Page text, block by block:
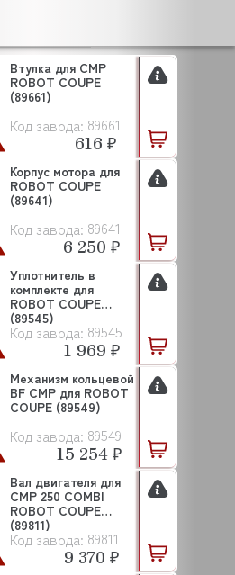
Код завода: 89661
Втулка для CMP
ROBOT COUPE
(89661)
616 ₽
Код завода: 89641
Корпус мотора для
ROBOT COUPE
(89641)
6 250 ₽
Код завода: 89545
Уплотнитель в
комплекте для
ROBOT COUPE
(89545)
1 969 ₽
Код завода: 89549
Механизм кольцевой
BF CMP для ROBOT
COUPE (89549)
15 254 ₽
Код завода: 89811
Вал двигателя для
CMP 250 COMBI
ROBOT COUPE
(89811)
9 370 ₽